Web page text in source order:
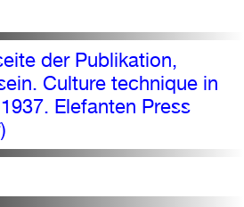
der Publikation,
Culture technique in
Elefanten Press